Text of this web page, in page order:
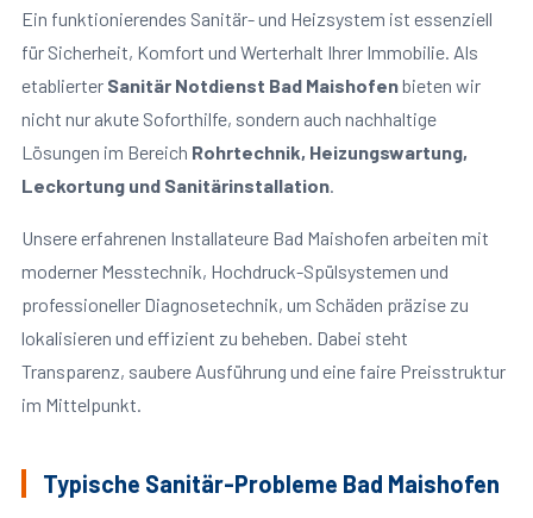
Ein funktionierendes Sanitär- und Heizsystem ist essenziell
für Sicherheit, Komfort und Werterhalt Ihrer Immobilie. Als
etablierter Sanitär Notdienst Bad Maishofenbieten wir
nicht nur akute Soforthilfe, sondern auch nachhaltige
Lösungen im Bereich Rohrtechnik, Heizungswartung,
Leckortung und Sanitärinstallation.
Unsere erfahrenen Installateure Bad Maishofen arbeiten mit
moderner Messtechnik, Hochdruck-Spülsystemen und
professioneller Diagnosetechnik, um Schäden präzise zu
lokalisieren und effizient zu beheben. Dabei steht
Transparenz, saubere Ausführung und eine faire Preisstruktur
im Mittelpunkt.
Typische Sanitär-Probleme Bad Maishofen